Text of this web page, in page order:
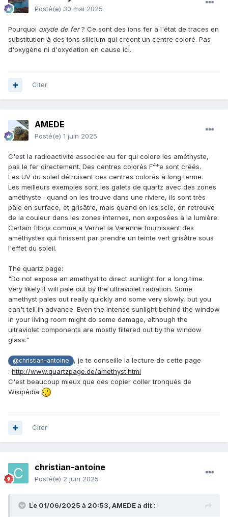
Posté(e) 30 mai 2025
Pourquoi oxyde de fer? Ce sont des ions fer à l'état de traces en
substitution à des ions silicium qui créent un centre coloré. Pas
d'oxygène ni d'oxydation en cause ici.
Citer
AMEDE
Posté(e) 1 juin 2025
C'est la radioactivité associée au fer qui colore les améthyste,
pas le fer directement. Des centres colorés F4+e sont créés.
Les UV du soleil détruisent ces centres colorés à long terme.
Les meilleurs exemples sont les galets de quartz avec des zones
améthyste : quand on les trouve dans une rivière, ils sont très
pâle en surface, et grisâtre, mais quand on les scie, on retrouve
de la couleur dans les zones internes, non exposées à la lumière.
Certain filons comme a Vernet la Varenne fournissent des
améthystes qui finissent par prendre un teinte vert grisâtre sous
l'effet du soleil.
The quartz page:
"Do not expose an amethyst to direct sunlight for a long time.
Very likely it will pale out by the ultraviolet radiation. Some
amethyst pales out really quickly and some very slowly, but you
can't tell in advance. Even the intense sunlight behind the window
in your living room might do some damage, although the
ultraviolet components are mostly filtered out by the window
glass."
@christian-antoine
, je te conseille la lecture de cette page
: http://www.quartzpage.de/amethyst.html
C'est beaucoup mieux que des copier coller tronqués de
Wikipédia
Citer
christian-antoine
Posté(e) 2 juin 2025
Le 01/06/2025 à 20:53, AMEDEa dit :